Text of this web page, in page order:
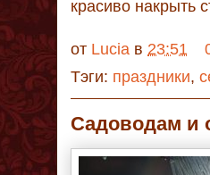
красиво накрыть
от Lucia в 23:51
Тэги: праздники,
Садоводам и